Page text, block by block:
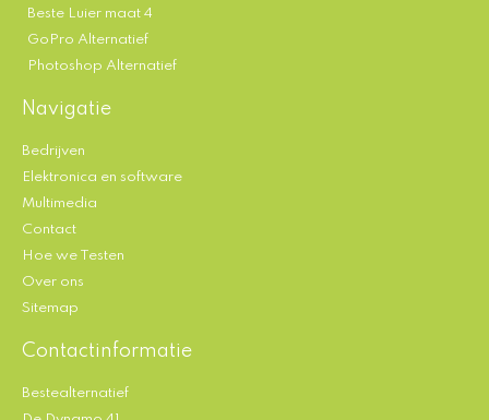
Beste Luier maat 4
GoPro Alternatief
Photoshop Alternatief
Navigatie
Bedrijven
Elektronica en software
Multimedia
Contact
Hoe we Testen
Over ons
Sitemap
Contactinformatie
Bestealternatief